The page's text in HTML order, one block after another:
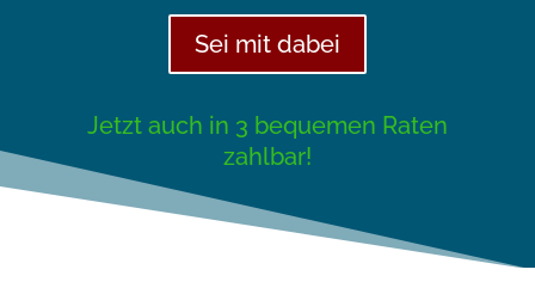
Sei mit dabei
Jetzt auch in 3 bequemen Raten
zahlbar!